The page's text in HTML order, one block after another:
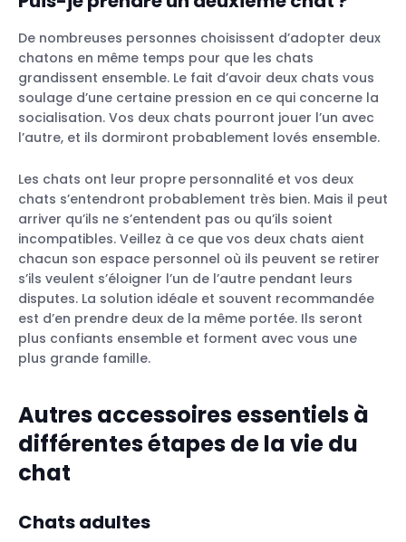
De nombreuses personnes choisissent d’adopter deux
chatons en même temps pour que les chats
grandissent ensemble. Le fait d’avoir deux chats vous
soulage d’une certaine pression en ce qui concerne la
socialisation. Vos deux chats pourront jouer l’un avec
l’autre, et ils dormiront probablement lovés ensemble.
Les chats ont leur propre personnalité et vos deux
chats s’entendront probablement très bien. Mais il peut
arriver qu’ils ne s’entendent pas ou qu’ils soient
incompatibles. Veillez à ce que vos deux chats aient
chacun son espace personnel où ils peuvent se retirer
s’ils veulent s’éloigner l’un de l’autre pendant leurs
disputes. La solution idéale et souvent recommandée
est d’en prendre deux de la même portée. Ils seront
plus confiants ensemble et forment avec vous une
plus grande famille.
Autres accessoires essentiels à
différentes étapes de la vie du
chat
Chats adultes